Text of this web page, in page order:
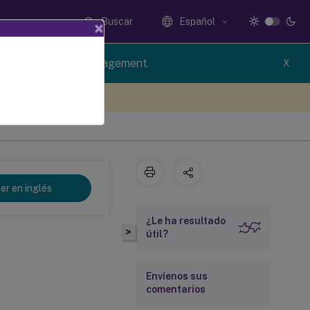
Buscar Español
of Profile Management. X
en inglés
>
¿Le ha resultado
útil?
Envíenos sus
comentarios
×